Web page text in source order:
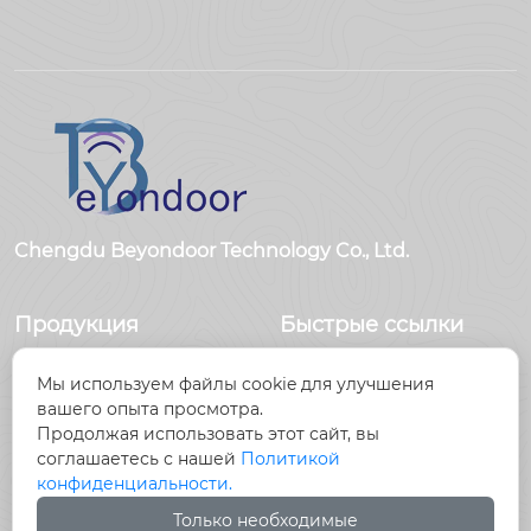
Chengdu Beyondoor Technology Co., Ltd.
Продукция
Антенны
Радиочастотный
разъем
Радиочастотный
кабель, кабельные
Быстрые ссылки
Продукция
О Hас
Мы используем файлы cookie для улучшения
вашего опыта просмотра.
Продолжая использовать этот сайт, вы
соглашаетесь с нашей Политикой
конфиденциальности.
Только необходимые